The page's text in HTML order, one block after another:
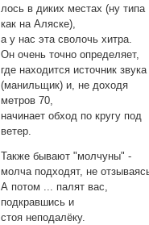
лось в диких местах (ну типа
как на Аляске),
а у нас эта сволочь хитра.
Он очень точно определяет,
где находится источник звука
(манильщик) и, не доходя
метров 70,
начинает обход по кругу под
ветер.
Также бывают "молчуны" -
молча подходят, не
А потом ... палят вас,
подкравшись и
стоя неподалёку.